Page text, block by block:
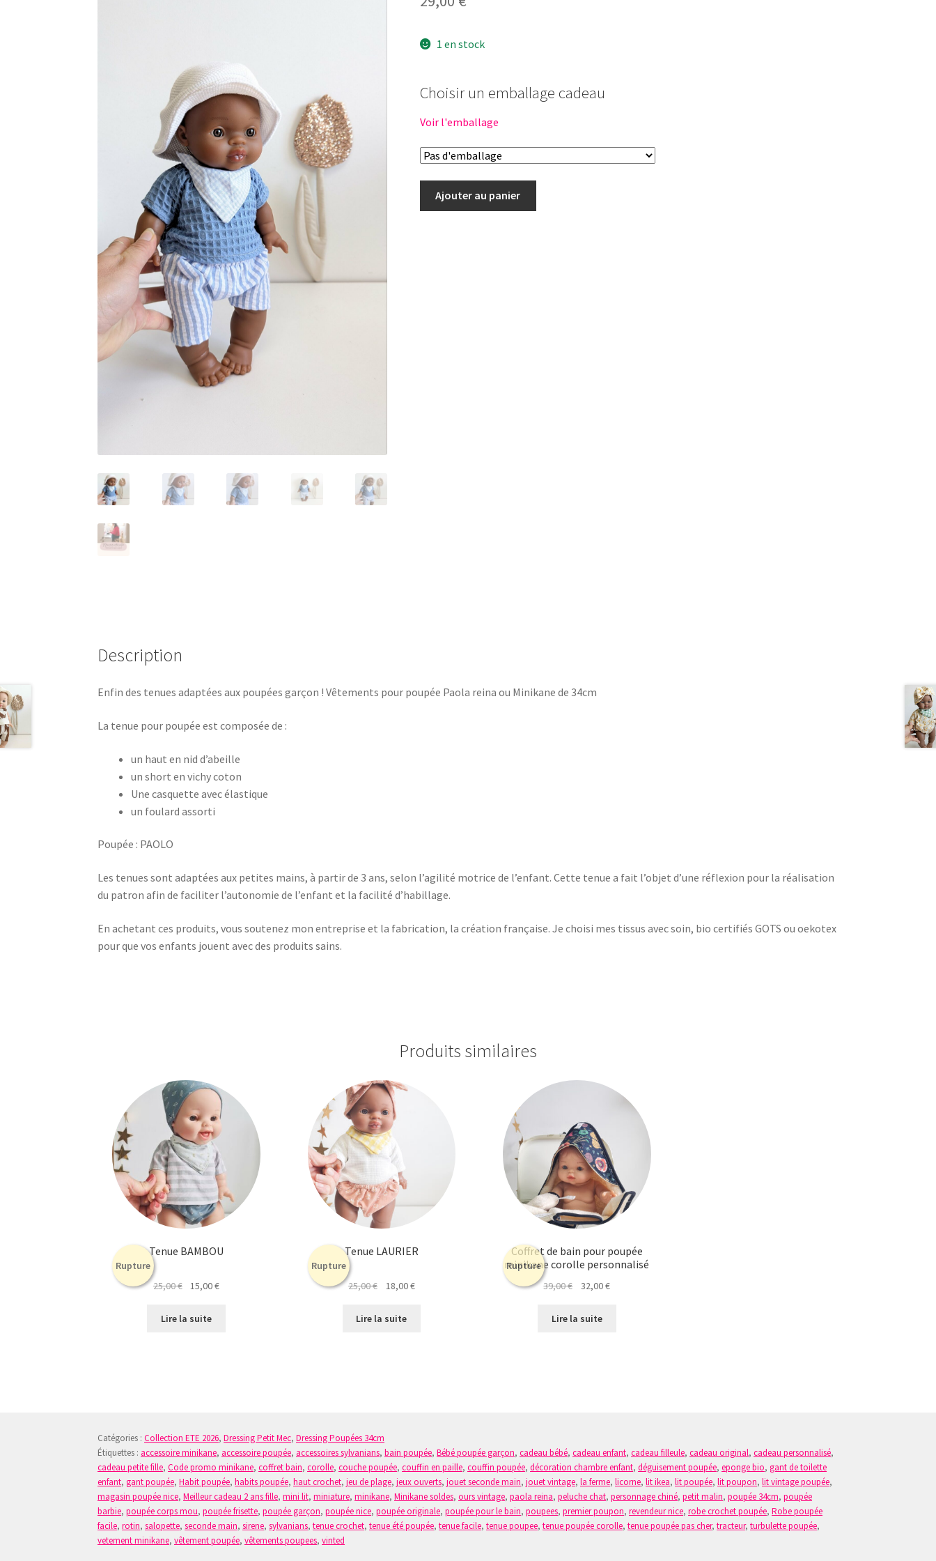
1 en stock
Choisir un emballage cadeau
Voir l'emballage
Ajouter au panier
Description
Enfin des tenues adaptées aux poupées garçon ! Vêtements pour poupée Paola reina ou Minikane de 34cm
La tenue pour poupée est composée de :
un haut en nid d’abeille
un short en vichy coton
Une casquette avec élastique
un foulard assorti
Poupée : PAOLO
Les tenues sont adaptées aux petites mains, à partir de 3 ans, selon l’agilité motrice de l’enfant. Cette tenue a fait l’objet d’une réflexion pour la réalisation
du patron afin de faciliter l’autonomie de l’enfant et la facilité d’habillage.
En achetant ces produits, vous soutenez mon entreprise et la fabrication, la création française. Je choisi mes tissus avec soin, bio certifiés GOTS ou oekotex
pour que vos enfants jouent avec des produits sains.
Produits similaires
Rupture
Tenue BAMBOU
25,00€
Le
initial
15,00€Le
Lire la suite
Rupture
Tenue LAURIER
25,00€
Le
initial
18,00€Le
Lire la suite
Rupture
Coffret de bain pour poupée
minikane corolle personnalisé
39,00€
Le
initial
32,00€Le
Lire la suite
Catégories :Collection ETE 2026,Dressing Petit Mec,Dressing Poupées 34cm
Étiquettes : accessoire minikane, accessoire poupée, accessoires sylvanians,bain poupée,Bébé poupée garçon,cadeau bébé,cadeau enfant,cadeau filleule,cadeau original,cadeau personnalisé,
cadeau petite fille,Code promo minikane,coffret bain,corolle,couche poupée,couffin en paille,couffin poupée,décoration chambre enfant,déguisement poupée,eponge bio,gant de toilette
enfant,gant poupée,Habit poupée,habits poupée,haut crochet,jeu de plage,jeux ouverts,jouet seconde main,jouet vintage,la ferme,licorne,lit ikea,lit poupée,lit poupon,lit vintage poupée,
magasin poupée nice,Meilleur cadeau 2 ans fille,mini lit,miniature,minikane,Minikane soldes,ours vintage,paola reina,peluche chat,personnage chiné,petit malin,poupée 34cm,poupée
barbie,poupée corps mou,poupée frisette,poupée garçon,poupée nice,poupée originale,poupée pour le bain,poupees,premier poupon,revendeur nice,robe crochet poupée,Robe poupée
facile,rotin,salopette,seconde main,sirene,sylvanians,tenue crochet,tenue été poupée,tenue facile,tenue poupee,tenue poupée corolle,tenue poupée pas cher,tracteur,turbulette poupée,
vetement minikane,vêtement poupée,vêtements poupees,vinted